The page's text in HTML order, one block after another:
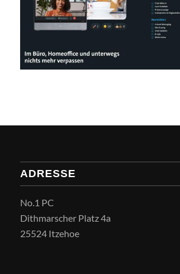
ADRESSE
No.1 PC
Dithmarscher Platz 4a
25524 Itzehoe